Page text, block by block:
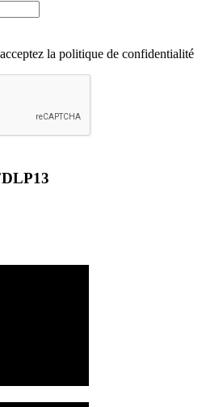
la politique de confidentialité